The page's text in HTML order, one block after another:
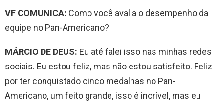
VF COMUNICA: Como você avalia o desempenho da
equipe no Pan-Americano?
MÁRCIO DE DEUS: Eu até falei isso nas minhas redes
sociais. Eu estou feliz, mas não estou satisfeito. Feliz
por ter conquistado cinco medalhas no Pan-
Americano, um feito grande, isso é incrível, mas eu